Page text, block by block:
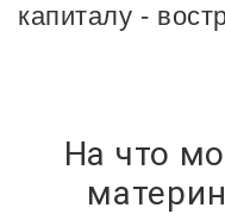
капиталу -
На что